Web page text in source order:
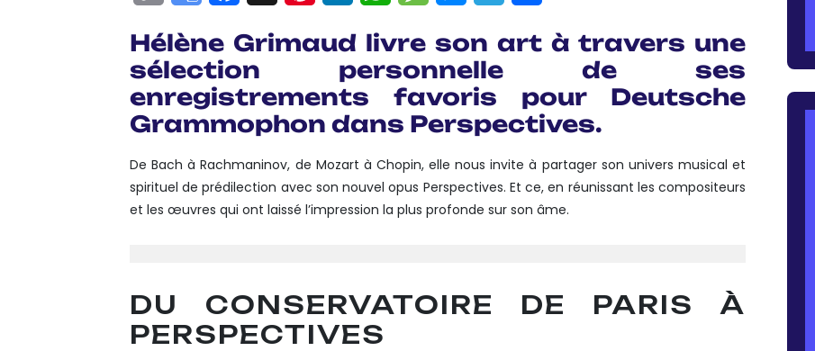
Hélène Grimaud livre son art à travers une
sélection personnelle de ses
enregistrements favoris pour Deutsche
Grammophon dans Perspectives.
De Bach à Rachmaninov, de Mozart à Chopin, elle nous invite à partager son univers musical et
spirituel de prédilection avec son nouvel opus Perspectives. Et ce, en réunissant les compositeurs
et les œuvres qui ont laissé l’impression la plus profonde sur son âme.
DU CONSERVATOIRE DE PARIS À
PERSPECTIVES